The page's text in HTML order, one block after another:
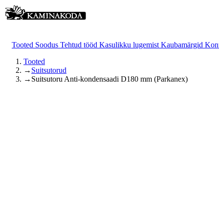
Tooted Soodus Tehtud tööd Kasulikku lugemist Kaubamärgid
Tooted
→ Suitsutorud
→ Suitsutoru Anti-kondensaadi D180 mm (Parkanex)